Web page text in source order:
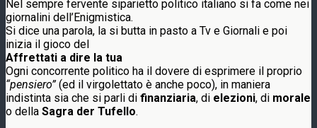
Nel sempre fervente siparietto politico italiano si fa come nei
giornalini dell’Enigmistica.
Si dice una parola, la si butta in pasto a Tv e Giornali e poi
inizia il gioco del
Affrettati a dire la tua
Ogni concorrente politico ha il dovere di esprimere il proprio
“pensiero”(ed il virgolettato è anche poco), in maniera
indistinta sia che si parli di finanziaria, di elezioni, di morale
o della Sagra der Tufello.